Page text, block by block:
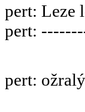
pert: Leze
pert:
pert: